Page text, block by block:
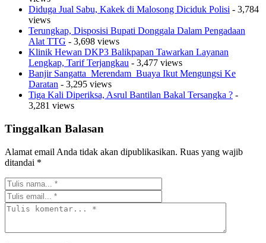
Diduga Jual Sabu, Kakek di Malosong Diciduk Polisi - 3,784
views
Terungkap, Disposisi Bupati Donggala Dalam Pengadaan
Alat TTG - 3,698 views
Klinik Hewan DKP3 Balikpapan Tawarkan Layanan
Lengkap, Tarif Terjangkau - 3,477 views
Banjir Sangatta Merendam Buaya Ikut Mengungsi Ke
Daratan - 3,295 views
Tiga Kali Diperiksa, Asrul Bantilan Bakal Tersangka ? -
3,281 views
Tinggalkan Balasan
Alamat email Anda tidak akan dipublikasikan. Ruas yang wajib
ditandai *